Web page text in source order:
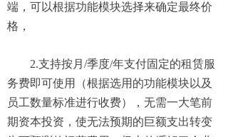
端，可以根据功能模块选择来确定最终价
格，
2.支持按月/季度/年支付固定的租赁服
务费即可使用（根据选用的功能模块以及
员工数量标准进行收费），无需一大笔前
期资本投资，使无法预期的巨额支出转变